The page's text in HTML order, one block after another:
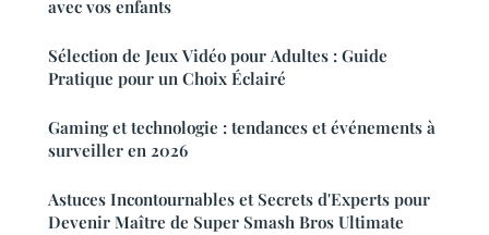
avec vos enfants
Sélection de Jeux Vidéo pour Adultes : Guide
Pratique pour un Choix Éclairé
Gaming et technologie : tendances et événements à
surveiller en 2026
Astuces Incontournables et Secrets d'Experts pour
Devenir Maître de Super Smash Bros Ultimate